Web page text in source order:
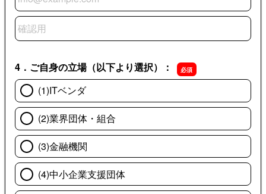
3．連絡先（メールアドレス）：の確認用
4．ご自身の立場（以下より選択）：
(1)ITベンダ
(2)業界団体・組合
(3)金融機関
(4)中小企業支援団体